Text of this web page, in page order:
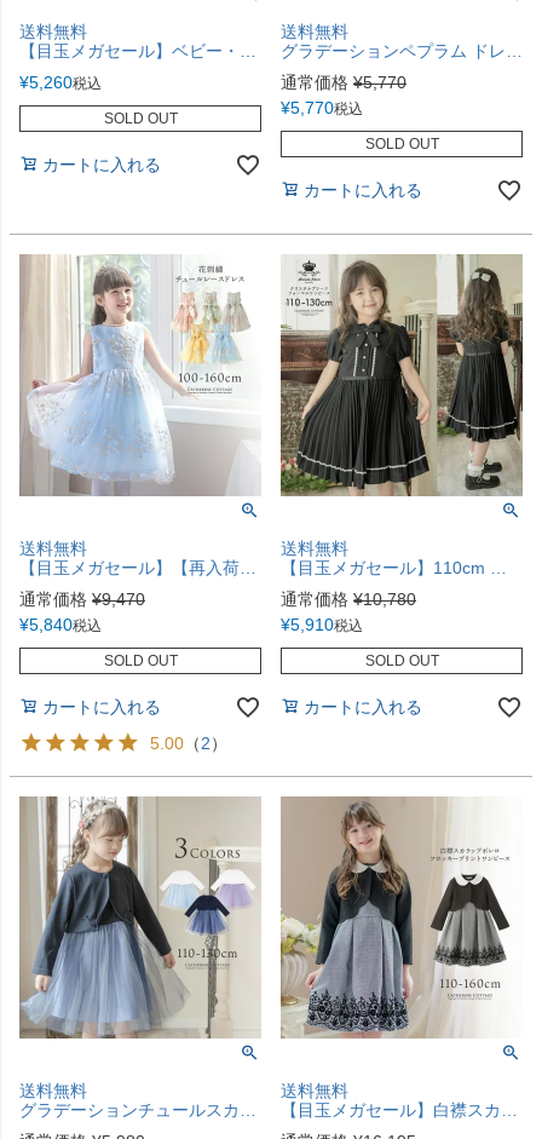
送料無料
【目玉メガセール】ベビー・キッズタキシード 男の子フォーマル 燕尾服[80 90 100 110 120 130 cm 黒 ブラック グレー]長袖 結婚式 リングボーイ 発表会 衣装 誕生日 七五三 男子 男児 子供服 TAK
¥5,260税込
SOLD OUT
カートに入れる
送料無料
グラデーションペプラム ドレスTAK
通常価格 ¥5,770
¥5,770税込
SOLD OUT
カートに入れる
送料無料
【目玉メガセール】【再入荷なし・在庫限り】花刺繍チュールレースドレスTAK
通常価格 ¥9,470
¥5,840税込
SOLD OUT
カートに入れる
5.00 （2）
送料無料
【目玉メガセール】110cm 黒のみ 在庫限り MICHELLE ALFRED 入学式 女の子ワンピースクリスタルプリーツブラックワンピース フォーマル 女児スーツ.EOP. TAK
通常価格 ¥10,780
¥5,910税込
SOLD OUT
カートに入れる
送料無料
グラデーションチュールスカートスーツ 女子スーツ 子供スーツ セットアップ フォーマル きちんとワンピース キャサリンコテージ TAK
送料無料
【目玉メガセール】白襟スカラップボレロ＆ワンピーススーツTAK